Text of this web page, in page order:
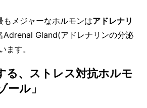
メジャーなホルモンはアドレナリ
Adrenal Gland(アドレナリンの分泌
ます。
る、ストレス対抗ホルモ
ール」